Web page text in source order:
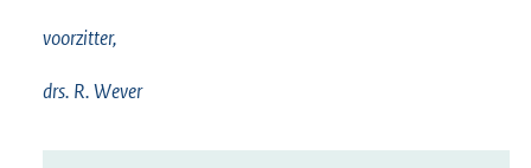
voorzitter,
drs. R. Wever